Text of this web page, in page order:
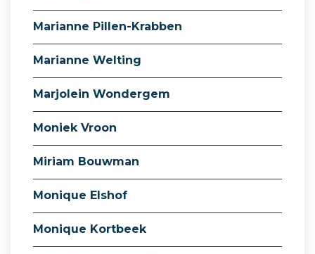
Marianne Pillen-Krabben
Marianne Welting
Marjolein Wondergem
Moniek Vroon
Miriam Bouwman
Monique Elshof
Monique Kortbeek